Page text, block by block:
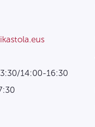
14:00-16:30